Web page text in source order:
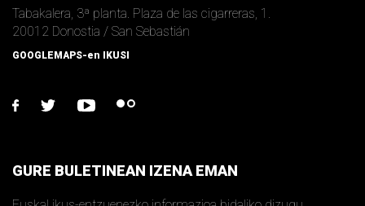
Tabakalera, 3ª planta. Plaza de las cigarreras, 1.
20012 Donostia / San Sebastián
GOOGLEMAPS-en IKUSI
facebook
twitter youtubeflickr
GURE BULETINEAN IZENA EMAN